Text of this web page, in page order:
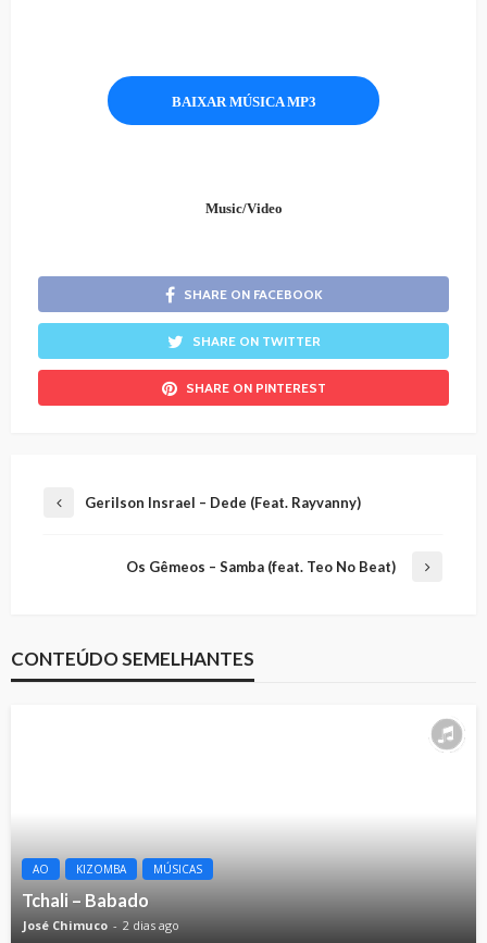
BAIXAR MÚSICA MP3
Music/Video
SHARE ON FACEBOOK
SHARE ON TWITTER
SHARE ON PINTEREST
Gerilson Insrael – Dede (Feat. Rayvanny)
Os Gêmeos – Samba (feat. Teo No Beat)
CONTEÚDO SEMELHANTES
AO KIZOMBA MÚSICAS
Tchali – Babado
José Chimuco 2 dias ago